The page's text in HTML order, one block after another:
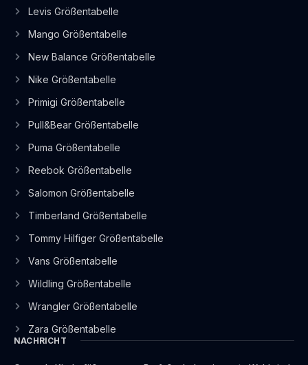
Levis Größentabelle
Mango Größentabelle
New Balance Größentabelle
Nike Größentabelle
Primigi Größentabelle
Pull&Bear Größentabelle
Puma Größentabelle
Reebok Größentabelle
Salomon Größentabelle
Timberland Größentabelle
Tommy Hilfiger Größentabelle
Vans Größentabelle
Wildling Größentabelle
Wrangler Größentabelle
Zara Größentabelle
NACHRICHT